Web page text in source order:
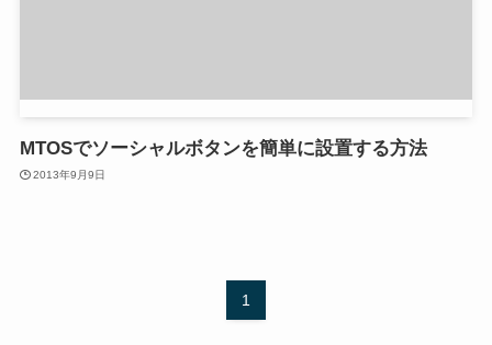
MTOSでソーシャルボタンを簡単に設置する方法
2013年9月9日
1